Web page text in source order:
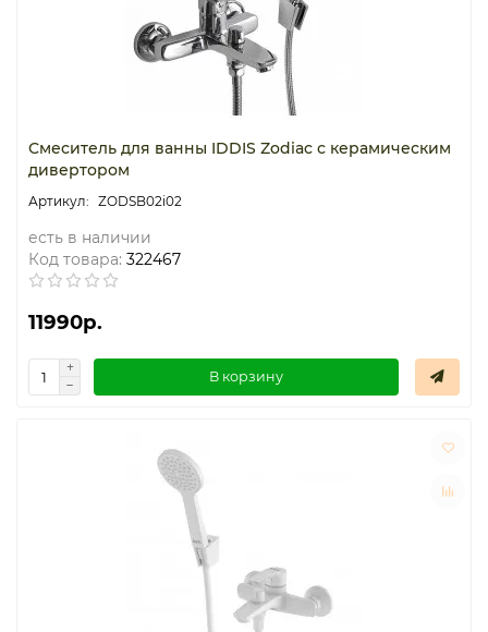
Смеситель для ванны IDDIS Zodiac с керамическим
дивертором
ZODSB02i02
есть в наличии
Код товара: 322467
11990р.
В корзину